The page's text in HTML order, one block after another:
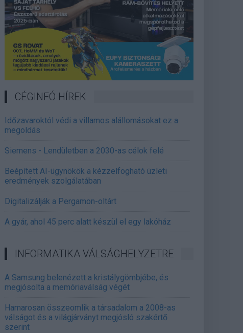
CÉGINFÓ HÍREK
Időzavaroktól védi a villamos alállomásokat ez a
megoldás
Siemens - Lendületben a 2030-as célok felé
Beépített AI-ügynökök a kézzelfogható üzleti
eredmények szolgálatában
Digitalizálják a Pergamon-oltárt
A gyár, ahol 45 perc alatt készül el egy lakóház
INFORMATIKA VÁLSÁGHELYZETRE
A Samsung belenézett a kristálygömbjébe, és
megjósolta a memóriaválság végét
Hamarosan összeomlik a társadalom a 2008-as
válságot és a világjárványt megjósló szakértő
szerint